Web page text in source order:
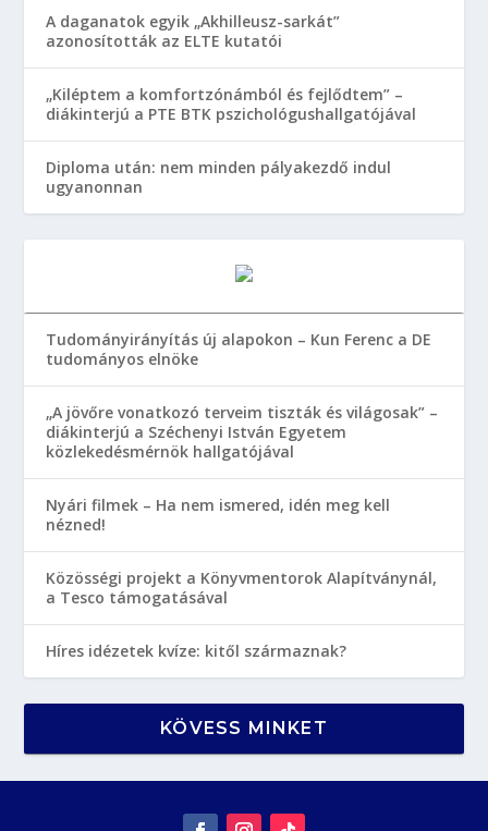
A daganatok egyik „Akhilleusz-sarkát”
azonosították az ELTE kutatói
„Kiléptem a komfortzónámból és fejlődtem” –
diákinterjú a PTE BTK pszichológushallgatójával
Diploma után: nem minden pályakezdő indul
ugyanonnan
Tudományirányítás új alapokon – Kun Ferenc a DE
tudományos elnöke
„A jövőre vonatkozó terveim tiszták és világosak” –
diákinterjú a Széchenyi István Egyetem
közlekedésmérnök hallgatójával
Nyári filmek – Ha nem ismered, idén meg kell
nézned!
Közösségi projekt a Könyvmentorok Alapítványnál,
a Tesco támogatásával
Híres idézetek kvíze: kitől származnak?
KÖVESS MINKET